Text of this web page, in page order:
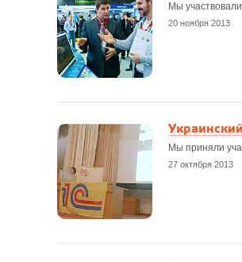
Мы
20 ноября 2013
Мы приняли
27 октября 2013